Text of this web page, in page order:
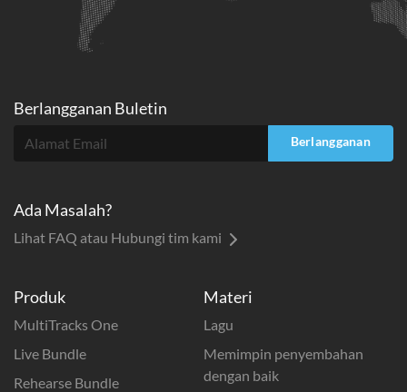
Produk
MultiTracks One
Live Bundle
Rehearse Bundle
Materi
Lagu
Memimpin penyembahan
dengan baik
Berlangganan Buletin
Berlangganan
Ada Masalah?
Lihat FAQ atau Hubungi tim kami